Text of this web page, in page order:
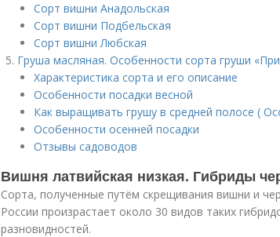
Сорт вишни Анадольская
Сорт вишни Подбельская
Сорт вишни Любская
Груша масляная. Особенности сорта груши
Характеристика сорта и его описание
Особенности посадки весной
Как выращивать грушу в средней полосе (
Особенности осенней посадки
Отзывы садоводов
Вишня латвийская низкая. Гибриды
Сорта, полученные путём скрещивания вишни и
России произрастает около 30 видов таких
разновидностей.